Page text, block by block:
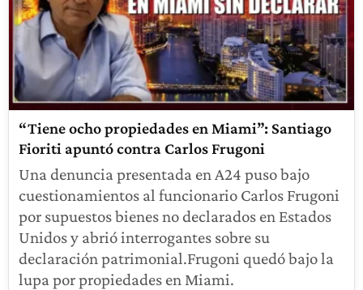
“Tiene ocho propiedades en Miami”: Santiago
Fioriti apuntó contra Carlos Frugoni
Una denuncia presentada en A24 puso bajo
cuestionamientos al funcionario Carlos Frugoni
por supuestos bienes no declarados en Estados
Unidos y abrió interrogantes sobre su
declaración patrimonial.Frugoni quedó bajo la
lupa por propiedades en Miami.